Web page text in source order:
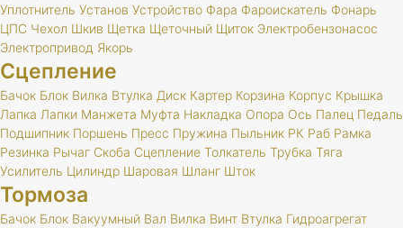
Уплотнитель Установ Устройство Фара Фароискатель Фонарь
ЦПС Чехол Шкив Щетка Щеточный Щиток Электробензонасос
Электропривод Якорь
Сцепление
Бачок Блок Вилка Втулка Диск Картер Корзина Корпус Крышка
Лапка Лапки Манжета Муфта Накладка Опора Ось Палец Педаль
Подшипник Поршень Пресс Пружина Пыльник РК Раб Рамка
Резинка Рычаг Скоба Сцепление Толкатель Трубка Тяга
Усилитель Цилиндр Шаровая Шланг Шток
Тормоза
Бачок Блок Вакуумный Вал Вилка Винт Втулка Гидроагрегат